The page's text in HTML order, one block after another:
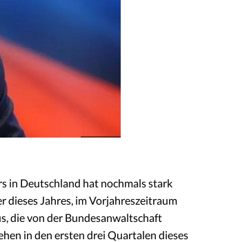
in Deutschland hat nochmals stark
dieses Jahres, im Vorjahreszeitraum
die von der Bundesanwaltschaft
in den ersten drei Quartalen dieses